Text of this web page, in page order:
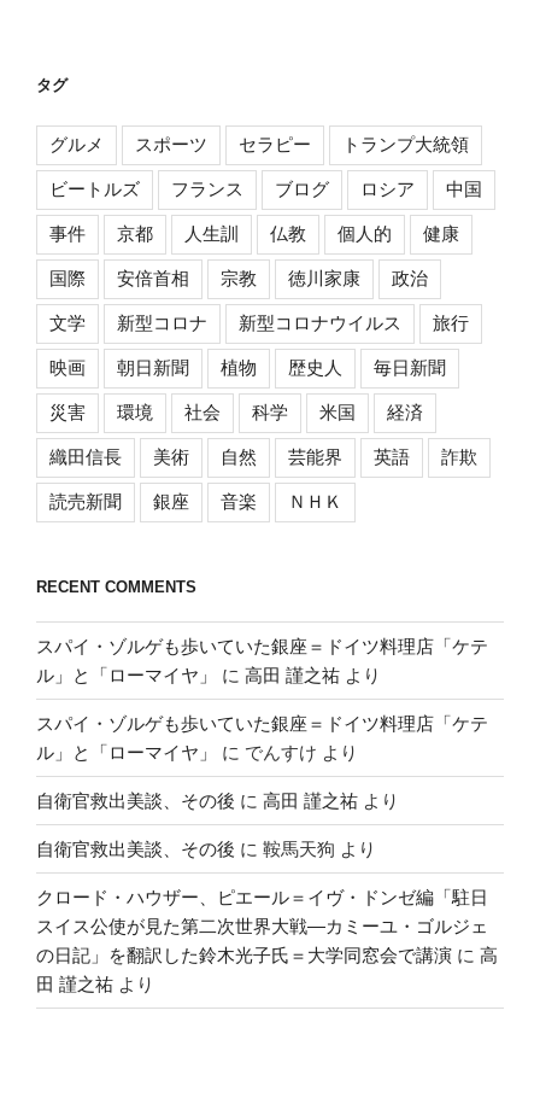
タグ
グルメ スポーツ セラピー トランプ大統領
ビートルズ フランス ブログ ロシア 中国
事件 京都 人生訓 仏教 個人的 健康
国際 安倍首相 宗教 徳川家康 政治
文学 新型コロナ 新型コロナウイルス 旅行
映画 朝日新聞 植物 歴史人 毎日新聞
災害 環境 社会 科学 米国 経済
織田信長 美術 自然 芸能界 英語 詐欺
読売新聞 銀座 音楽 ＮＨＫ
RECENT COMMENTS
スパイ・ゾルゲも歩いていた銀座＝ドイツ料理店「ケテ
ル」と「ローマイヤ」
に 高田 謹之祐 より
スパイ・ゾルゲも歩いていた銀座＝ドイツ料理店「ケテ
ル」と「ローマイヤ」
に でんすけ より
自衛官救出美談、その後 に 高田 謹之祐 より
自衛官救出美談、その後 に 鞍馬天狗 より
クロード・ハウザー、ピエール＝イヴ・ドンゼ編「駐日
スイス公使が見た第二次世界大戦―カミーユ・ゴルジェ
の日記」を翻訳した鈴木光子氏＝大学同窓会で講演 に 高
田 謹之祐 より